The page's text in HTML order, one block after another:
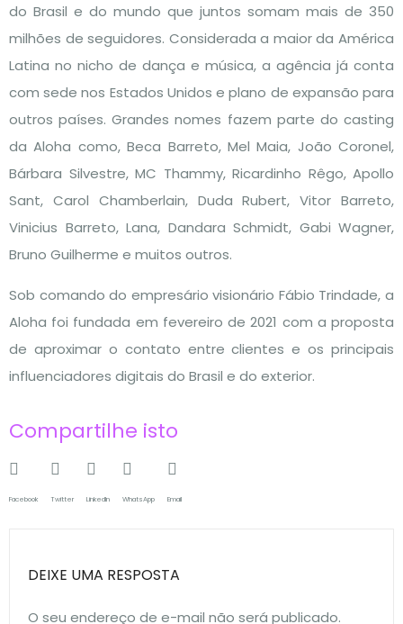
do Brasil e do mundo que juntos somam mais de 350
milhões de seguidores. Considerada a maior da América
Latina no nicho de dança e música, a agência já conta
com sede nos Estados Unidos e plano de expansão para
outros países. Grandes nomes fazem parte do casting
da Aloha como, Beca Barreto, Mel Maia, João Coronel,
Bárbara Silvestre, MC Thammy, Ricardinho Rêgo, Apollo
Sant, Carol Chamberlain, Duda Rubert, Vitor Barreto,
Vinicius Barreto, Lana, Dandara Schmidt, Gabi Wagner,
Bruno Guilherme e muitos outros.
Sob comando do empresário visionário Fábio Trindade, a
Aloha foi fundada em fevereiro de 2021 com a proposta
de aproximar o contato entre clientes e os principais
influenciadores digitais do Brasil e do exterior.
Compartilhe isto
Facebook Twitter LinkedIn WhatsApp Email
DEIXE UMA RESPOSTA
O seu endereço de e-mail não será publicado.